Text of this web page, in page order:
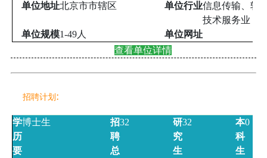
单位地址北京市市辖区 单位行业信息传输、软
技术服务业
单位规模1-49人
单位网址
查看单位详情
招聘计划 :
学
历
要
博士生
招
聘
总
32
研
究
生
32
本
科
生
0